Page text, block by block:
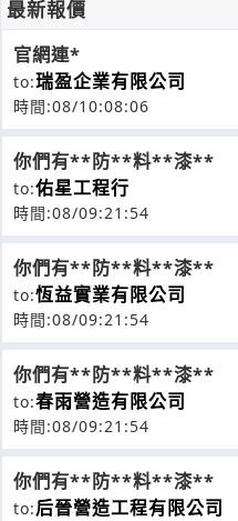
最新報價
官網連*
to:瑞盈企業有限公司
時間:08/10:08:06
你們有**防**料**漆**
to:佑星工程行
時間:08/09:21:54
你們有**防**料**漆**
to:恆益實業有限公司
時間:08/09:21:54
你們有**防**料**漆**
to:春雨營造有限公司
時間:08/09:21:54
你們有**防**料**漆**
to:后晉營造工程有限公司